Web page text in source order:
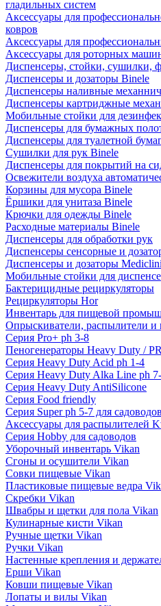
гладильных систем
Аксессуары для
ковров
Аксессуары для
Аксессуары для роторных
Диспенсеры, стойки, сушилки,
Диспенсеры и дозаторы Binele
Диспенсеры наливные
Диспенсеры картриджные
Мобильные стойки для
Диспенсеры для бумажных
Диспенсеры для туалетной
Сушилки для рук Binele
Диспенсеры для покрытий на
Освежители воздуха
Корзины для мусора Binele
Ёршики для унитаза Binele
Крючки для одежды Binele
Расходные материалы Binele
Диспенсеры для обработки рук
Диспенсеры сенсорные и
Диспенсеры и дозаторы
Мобильные стойки для
Бактерицидные рециркуляторы
Рециркуляторы Hor
Инвентарь для пищевой
Опрыскиватели, распылители и
Серия Pro+ ph 3-8
Пеногенераторы Heavy Duty /
Серия Heavy Duty Acid ph 1-4
Серия Heavy Duty Alka Line ph
Серия Heavy Duty AntiSilicone
Серия Food friendly
Серия Super ph 5-7 для садоводов
Аксессуары для распылителей
Серия Hobby для садоводов
Уборочный инвентарь Vikan
Сгоны и осушители Vikan
Совки пищевые Vikan
Пластиковые пищевые ведра
Скребки Vikan
Швабры и щетки для пола Vikan
Кулинарные кисти Vikan
Ручные щетки Vikan
Ручки Vikan
Настенные крепления и
Ерши Vikan
Ковши пищевые Vikan
Лопаты и вилы Vikan